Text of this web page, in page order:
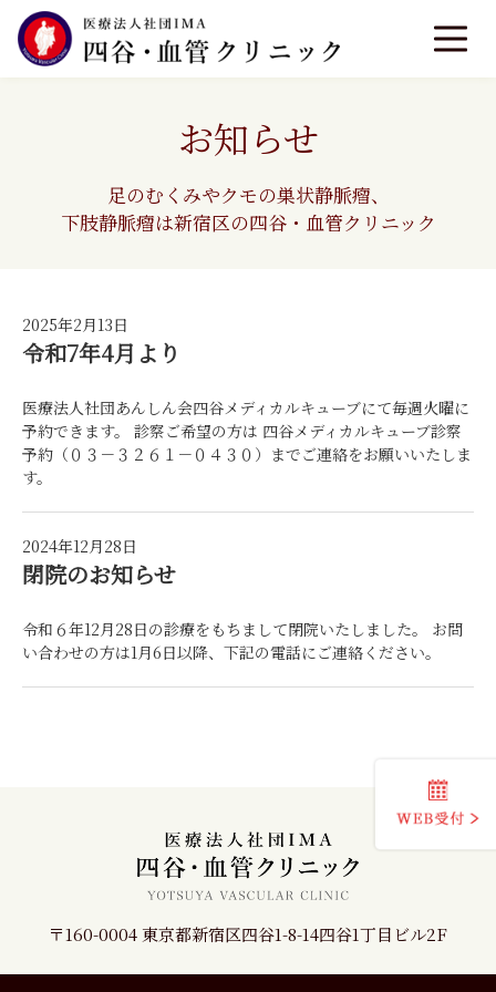
お知らせ
足のむくみやクモの巣状静脈瘤、
下肢静脈瘤は新宿区の四谷・血管クリニック
2025年2月13日
令和7年4月より
医療法人社団あんしん会四谷メディカルキューブにて毎週火曜に
予約できます。 診察ご希望の方は 四谷メディカルキューブ診察
予約（０３－３２６１－０４３０）までご連絡をお願いいたしま
す。
2024年12月28日
閉院のお知らせ
令和６年12月28日の診療をもちまして閉院いたしました。 お問
い合わせの方は1月6日以降、下記の電話にご連絡ください。
〒160-0004 東京都新宿区四谷1-8-14四谷1丁目ビル2F